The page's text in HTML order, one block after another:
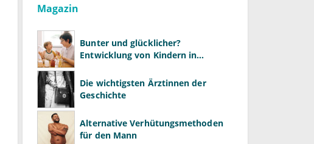
Magazin
Bunter und glücklicher?
Entwicklung von Kindern in
Die wichtigsten Ärztinnen der
Geschichte
Alternative Verhütungsmethoden
für den Mann